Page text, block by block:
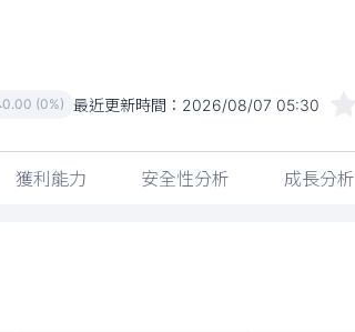
0.00 (0%) 最近更新時間： 2026/08/07 05:30
獲利能力 安全性分析 成長分析